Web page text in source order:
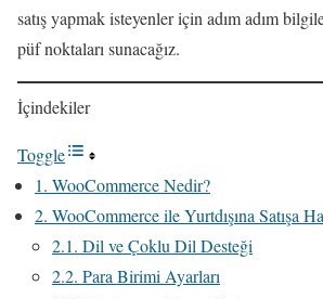
satış yapmak isteyenler için adım adım
püf noktaları sunacağız.
İçindekiler
Toggle
1. WooCommerce Nedir?
2. WooCommerce ile Yurtdışına Satışa
2.1. Dil ve Çoklu Dil Desteği
2.2. Para Birimi Ayarları